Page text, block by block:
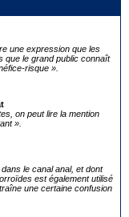
une expression que les
que le grand public connaît
risque ».
on peut lire la mention
».
le canal anal, et dont
est également utilisé
une certaine confusion